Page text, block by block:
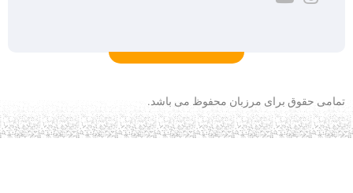
تمامی حقوق برای مرزبان محفوظ می باشد.